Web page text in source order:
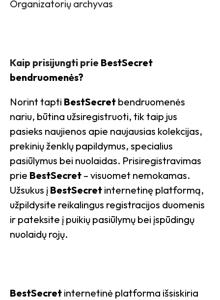
Organizatorių archyvas
Kaip prisijungti prie BestSecret
bendruomenės?
Norint tapti BestSecret bendruomenės
nariu, būtina užsiregistruoti, tik taip jus
pasieks naujienos apie naujausias kolekcijas,
prekinių ženklų papildymus, specialius
pasiūlymus bei nuolaidas. Prisiregistravimas
prie BestSecret – visuomet nemokamas.
Užsukus į BestSecret internetinę platformą,
užpildysite reikalingus registracijos duomenis
ir pateksite į puikių pasiūlymų bei įspūdingų
nuolaidų rojų.
BestSecret internetinė platforma išsiskiria